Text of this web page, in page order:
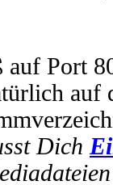
auf Port
auf
Dich